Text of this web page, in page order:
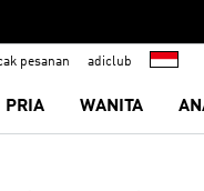
pesanan adiclub
PRIA WANITA